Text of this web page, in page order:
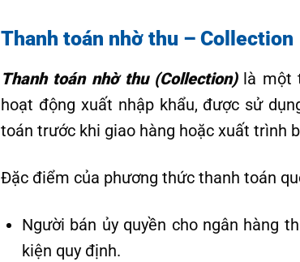
Thanh toán nhờ thu – Collection
Thanh toán nhờ thu (Collection)là một
hoạt động xuất nhập khẩu, được sử
toán trước khi giao hàng hoặc xuất trình
Đặc điểm của phương thức thanh toán
Người bán ủy quyền cho ngân hàng
kiện quy định.